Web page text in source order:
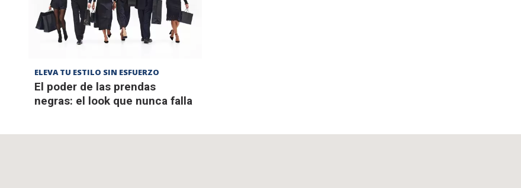
ELEVA TU ESTILO SIN ESFUERZO
El poder de las prendas
negras: el look que nunca falla